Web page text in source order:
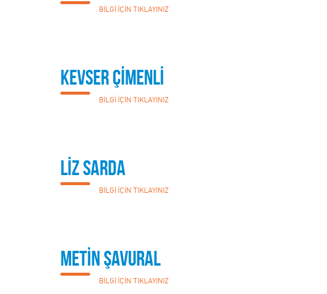
BİLGİ İÇİN TIKLAYINIZ
KEVSER ÇİMENLİ
BİLGİ İÇİN TIKLAYINIZ
LİZ SARDA
BİLGİ İÇİN TIKLAYINIZ
METİN ŞAVURAL
BİLGİ İÇİN TIKLAYINIZ